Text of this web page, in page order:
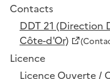
Contacts
DDT 21 (Direction
Côte-d'Or)
Licence
Licence Ouverte /